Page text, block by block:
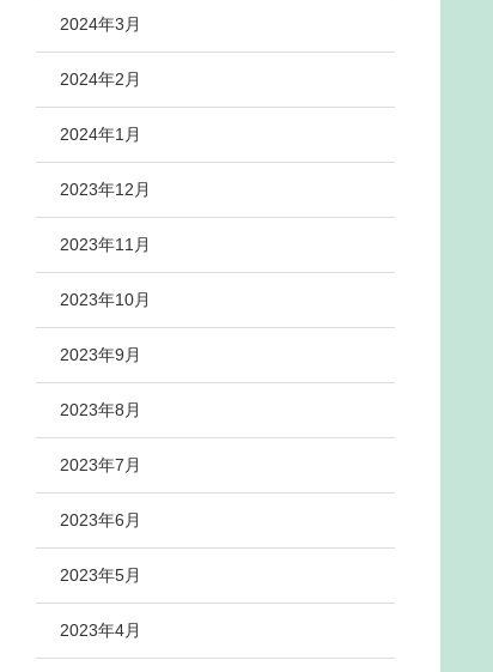
2024年3月
2024年2月
2024年1月
2023年12月
2023年11月
2023年10月
2023年9月
2023年8月
2023年7月
2023年6月
2023年5月
2023年4月